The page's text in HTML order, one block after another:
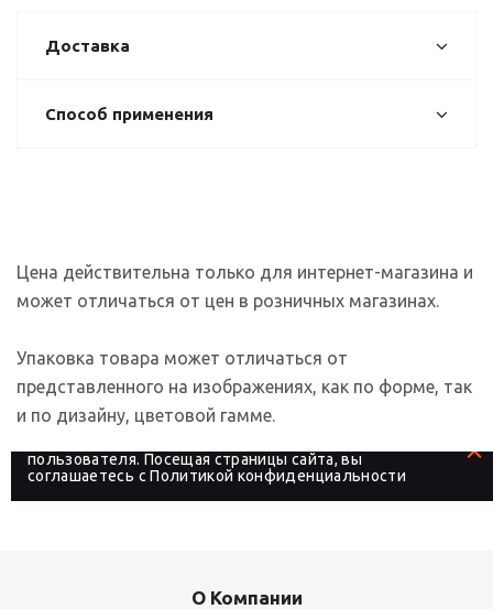
Доставка
Способ применения
Цена действительна только для интернет-магазина и
может отличаться от цен в розничных магазинах.
Упаковка товара может отличаться от
представленного на изображениях, как по форме, так
и по дизайну, цветовой гамме.
На сайте используются файлы cookies, которые его
пользователя. Посещая страницы сайта, вы
соглашаетесь сПолитикой конфиденциальности
О Компании